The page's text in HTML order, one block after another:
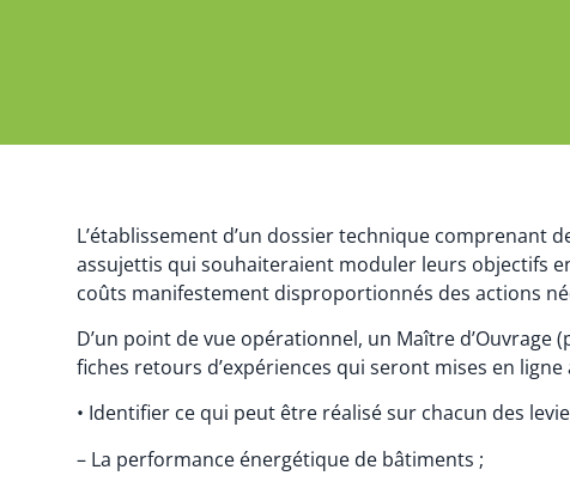
L’établissement d’un dossier technique comprenant
assujettis qui souhaiteraient moduler leurs objectifs
coûts manifestement disproportionnés des actions
D’un point de vue opérationnel, un Maître
fiches retours d’expériences qui seront mises en
• Identifier ce qui peut être réalisé sur chacun des
– La performance énergétique de bâtiments ;